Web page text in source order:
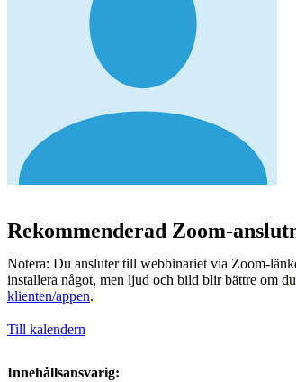
Rekommenderad Zoom-
Notera: Du ansluter till webbinariet via Zoom-
installera något, men ljud och bild blir bättre om du
klienten/appen.
Till kalendern
Innehållsansvarig: